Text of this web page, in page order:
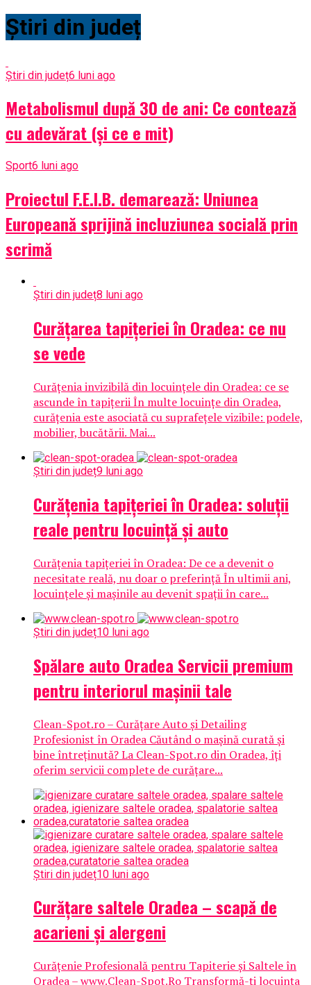
Știri din județ
Știri din județ6 luni ago
Metabolismul după 30 de ani: Ce contează
cu adevărat (și ce e mit)
Sport6 luni ago
Proiectul F.E.I.B. demarează: Uniunea
Europeană sprijină incluziunea socială prin
scrimă
Știri din județ8 luni ago
Curățarea tapițeriei în Oradea: ce nu
se vede
Curățenia invizibilă din locuințele din Oradea: ce se
ascunde în tapițerii În multe locuințe din Oradea,
curățenia este asociată cu suprafețele vizibile: podele,
mobilier, bucătării. Mai...
Știri din județ9 luni ago
Curățenia tapițeriei în Oradea: soluții
reale pentru locuință și auto
Curățenia tapițeriei în Oradea: De ce a devenit o
necesitate reală, nu doar o preferință În ultimii ani,
locuințele și mașinile au devenit spații în care...
Știri din județ10 luni ago
Spălare auto Oradea Servicii premium
pentru interiorul mașinii tale
Clean-Spot.ro – Curățare Auto și Detailing
Profesionist în Oradea Căutând o mașină curată și
bine întreținută? La Clean-Spot.ro din Oradea, îți
oferim servicii complete de curățare...
Știri din județ10 luni ago
Curățare saltele Oradea – scapă de
acarieni și alergeni
Curățenie Profesională pentru Tapiterie și Saltele în
Oradea – www.Clean-Spot.Ro Transformă-ți locuința